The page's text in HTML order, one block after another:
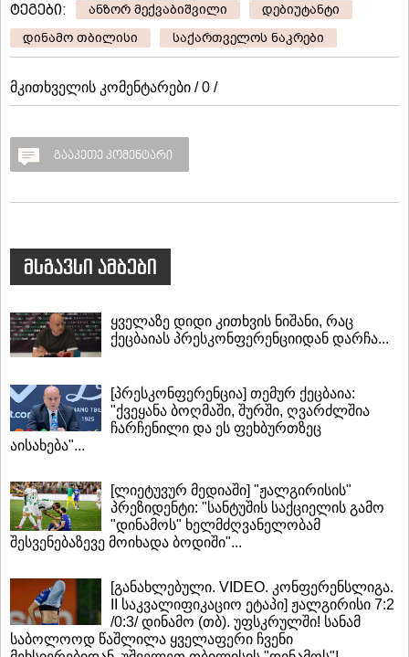
ტეგები: ანზორ მექვაბიშვილი
დებიუტანტი
დინამო თბილისი
საქართველოს ნაკრები
მკითხველის კომენტარები / 0 /
გააკეთე კომენტარი
მსგავსი ამბები
ყველაზე დიდი კითხვის ნიშანი, რაც
ქეცბაიას პრესკონფერენციიდან დარჩა...
[პრესკონფერენცია] თემურ ქეცბაია:
"ქვეყანა ბოღმაში, შურში, ღვარძლშია
ჩარჩენილი და ეს ფეხბურთზეც
აისახება"...
[ლიეტუვურ მედიაში] "ჟალგირისის"
პრეზიდენტი: "სანტუშის საქციელის გამო
"დინამოს" ხელმძღვანელობამ
შესვენებაზევე მოიხადა ბოდიში"...
[განახლებული. VIDEO. კონფერენსლიგა.
II საკვალიფიკაციო ეტაპი] ჟალგირისი 7:2
/0:3/ დინამო (თბ). უფსკრულში! სანამ
საბოლოოდ წაშლილა ყველაფერი ჩვენი